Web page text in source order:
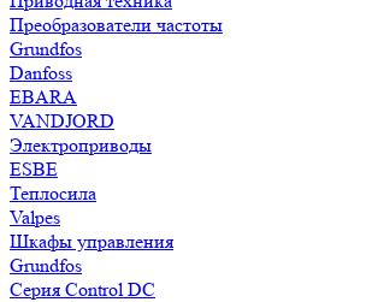
Преобразователи частоты
Grundfos
Danfoss
EBARA
VANDJORD
Электроприводы
ESBE
Теплосила
Valpes
Шкафы управления
Grundfos
Серия Control DC